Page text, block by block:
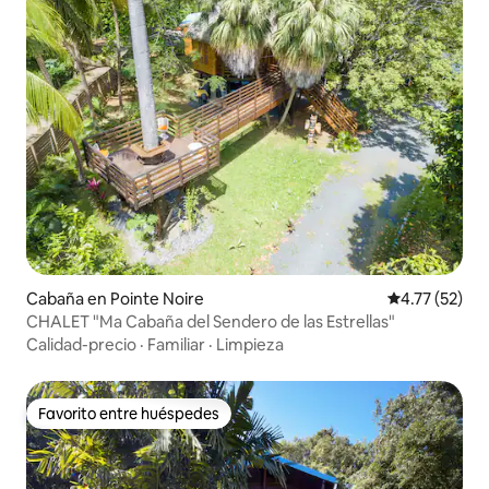
Cabaña en Pointe Noire Calificación
4.77 (52)
CHALET "Ma Cabaña del Sendero de las Estrellas"
Calidad-precio · Familiar · Limpieza
Favorito entre huéspedes
Favorito entre huéspedes